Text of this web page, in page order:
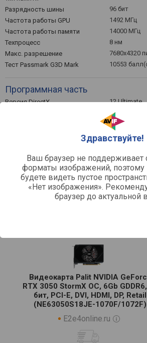
Здравствуйте!
Ваш браузер не
форматы изображений, поэтому
будете видеть пустое
«Нет изображения».
браузер до актуальной
Разрядность шины
96 бит
Частота работы GPU
1492 МГц
Частота работы памяти
14000 МГц
Техпроцесс
8 нм
Макс. разрешение
7680x4320
Тест Passmark G3D Mark
10553
Программная часть
Версия DirectX
12 Ultimate
4.6
Потоковых процессоров
2304
Цены на Palit GeForce RTX
OC 6GB - выбрать
Видеокарта Palit NVIDIA
RTX 3050 StormX OC, 6Gb
бит, PCI-E, DVI, HDMI, DP, Retail
(NE63050S18JE-1070F/1072F)
E2e4online.ru